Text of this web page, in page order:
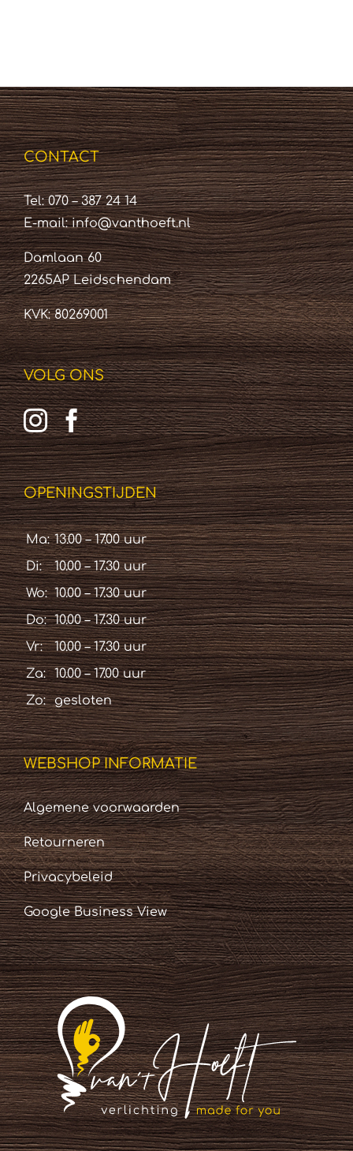
CONTACT
Tel: 070 – 387 24 14
E-mail:info@vanthoeft.nl
Damlaan 60
2265AP Leidschendam
KVK: 80269001
VOLG ONS
OPENINGSTIJDEN
Ma: 13.00 – 17.00 uur
Di:
10.00 – 17.30 uur
Wo: 10.00 – 17.30 uur
Do: 10.00 – 17.30 uur
Vr:
10.00 – 17.30 uur
Za:
10.00 – 17.00 uur
Zo:
gesloten
WEBSHOP INFORMATIE
Algemene voorwaarden
Retourneren
Privacybeleid
Google Business View